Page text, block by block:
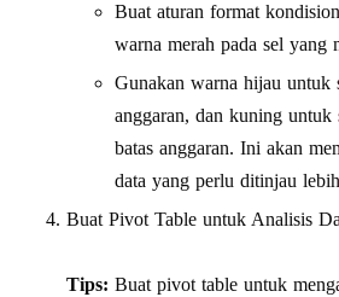
Buat aturan format
warna merah pada sel yang
Gunakan warna hijau untuk
anggaran, dan kuning untuk
batas anggaran. Ini akan
data yang perlu ditinjau
Buat Pivot Table untuk Analisis
Tips: Buat pivot table untuk